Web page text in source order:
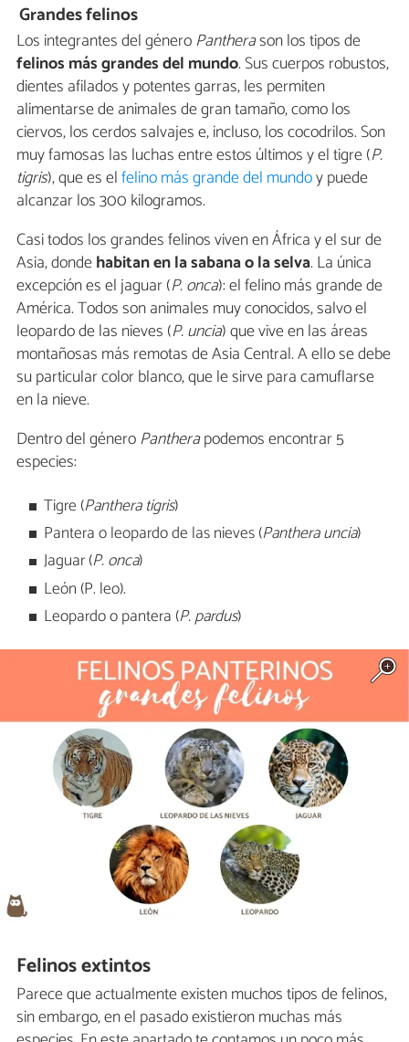
Grandes felinos
Los integrantes del géneroPantherason los tipos de
felinos más grandes del mundo. Sus cuerpos robustos,
dientes afilados y potentes garras, les permiten
alimentarse de animales de gran tamaño, como los
ciervos, los cerdos salvajes e, incluso, los cocodrilos. Son
muy famosas las luchas entre estos últimos y el tigre (P.
tigris), que es elfelino más grande del mundoy puede
alcanzar los 300 kilogramos.
Casi todos los grandes felinos viven en África y el sur de
Asia, dondehabitan en la sabana o la selva. La única
excepción es el jaguar (P. onca): el felino más grande de
América. Todos son animales muy conocidos, salvo el
leopardo de las nieves (P. uncia) que vive en las áreas
montañosas más remotas de Asia Central. A ello se debe
su particular color blanco, que le sirve para camuflarse
en la nieve.
Dentro del géneroPantherapodemos encontrar 5
especies:
Tigre (Panthera tigris)
Pantera o leopardo de las nieves (Panthera uncia)
Jaguar (P. onca)
León (P. leo).
Leopardo o pantera (P. pardus)
Felinos extintos
Parece que actualmente existen muchos tipos de felinos,
sin embargo, en el pasado existieron muchas más